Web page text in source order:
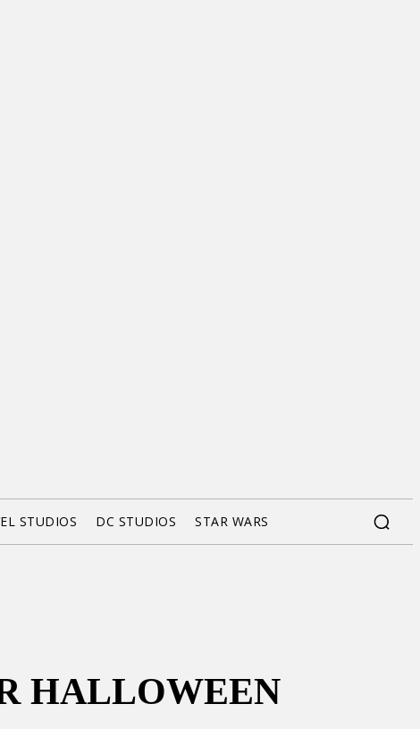
STUDIOS DC STUDIOS STAR WARS
HALLOWEEN